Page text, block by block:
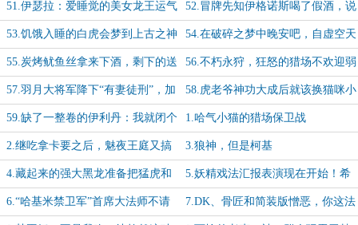
发明的呀？还挺有用呢 二变还敢自称大师？
51.伊瑟拉：爱睡觉的美女龙王运气
不会太差
52.冒牌先知伊格诺斯喝了假酒，说
出的预言都错得离谱
53.饥饿入睡的白虎会梦到上古之神
的炭烤鱿鱼须吗？
54.在破碎之梦中晚安吧，自虚空天
国坠落而下的恩佐斯
55.炭烤鱿鱼丝拿来下酒，剩下的送
去给垃圾大王
56.不朽永狩，狂怒的猎场不欢迎弱
者
57.羽月大将军降下“有妻徒刑”，加
洛德决定直面命运的风暴
58.虎老爷神功大成后就该换猫咪小
号啦
59.缺了一整卷的伊利丹：我就闭个
关而已，到底错过了什么？
1.哈气小猫的猎场保卫战
2.继吃拿卡要之后，魅夜王庭又搞
出了卖官鬻爵的狠活儿
3.狼神，但是柯基
4.藏起来的强大黑龙准备把猛虎和
凶狼拉在一起A了
5.妖精戏法汇报表演现在开始！希
望选手们赛出技术，赛出风格
6.“哈基米禁卫军”首席大法师不请 7.DK、骨匠和简装版憎恶，你这法